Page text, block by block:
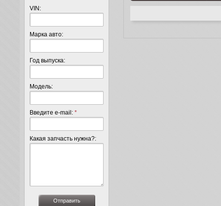
VIN:
Марка авто:
Год выпуска:
Модель:
Введите e-mail: *
Какая запчасть нужна?: